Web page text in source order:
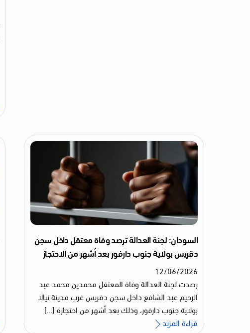
السودان: لجنة العدالة ترصد وفاة معتقل داخل سجن
دقريس بولاية جنوب دارفور بعد أشهر من الاحتجاز
12/06/2026
رصدت لجنة العدالة وفاة المعتقل محمدين محمد عبد
الرحيم عبد الشافع داخل سجن دقريس غرب مدينة نيالا
بولاية جنوب دارفور، وذلك بعد أشهر من احتجازه […]
قراءة المزيد